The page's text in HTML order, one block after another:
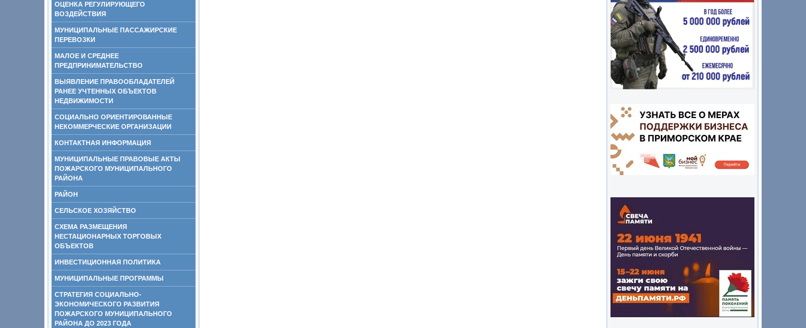
ОЦЕНКА РЕГУЛИРУЮЩЕГО
ВОЗДЕЙСТВИЯ
МУНИЦИПАЛЬНЫЕ ПАССАЖИРСКИЕ
ПЕРЕВОЗКИ
МАЛОЕ И СРЕДНЕЕ
ПРЕДПРИНИМАТЕЛЬСТВО
ВЫЯВЛЕНИЕ ПРАВООБЛАДАТЕЛЕЙ
РАНЕЕ УЧТЕННЫХ ОБЪЕКТОВ
НЕДВИЖИМОСТИ
СОЦИАЛЬНО ОРИЕНТИРОВАННЫЕ
НЕКОММЕРЧЕСКИЕ ОРГАНИЗАЦИИ
КОНТАКТНАЯ ИНФОРМАЦИЯ
МУНИЦИПАЛЬНЫЕ ПРАВОВЫЕ АКТЫ
ПОЖАРСКОГО МУНИЦИПАЛЬНОГО
РАЙОНА
РАЙОН
СЕЛЬСКОЕ ХОЗЯЙСТВО
СХЕМА РАЗМЕЩЕНИЯ
НЕСТАЦИОНАРНЫХ ТОРГОВЫХ
ОБЪЕКТОВ
ИНВЕСТИЦИОННАЯ ПОЛИТИКА
МУНИЦИПАЛЬНЫЕ ПРОГРАММЫ
СТРАТЕГИЯ СОЦИАЛЬНО-
ЭКОНОМИЧЕСКОГО РАЗВИТИЯ
ПОЖАРСКОГО МУНИЦИПАЛЬНОГО
РАЙОНА ДО 2023 ГОДА